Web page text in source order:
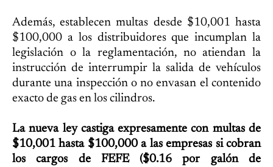
Además, establecen multas desde $10,001 hasta
$100,000 a los distribuidores que incumplan la
legislación o la reglamentación, no atiendan la
instrucción de interrumpir la salida de vehículos
durante una inspección o no envasan el contenido
exacto de gas en los cilindros.
La nueva ley castiga expresamente con multas de
$10,001 hasta $100,000 a las empresas si cobran
los cargos de FEFE ($0.16 por galón de